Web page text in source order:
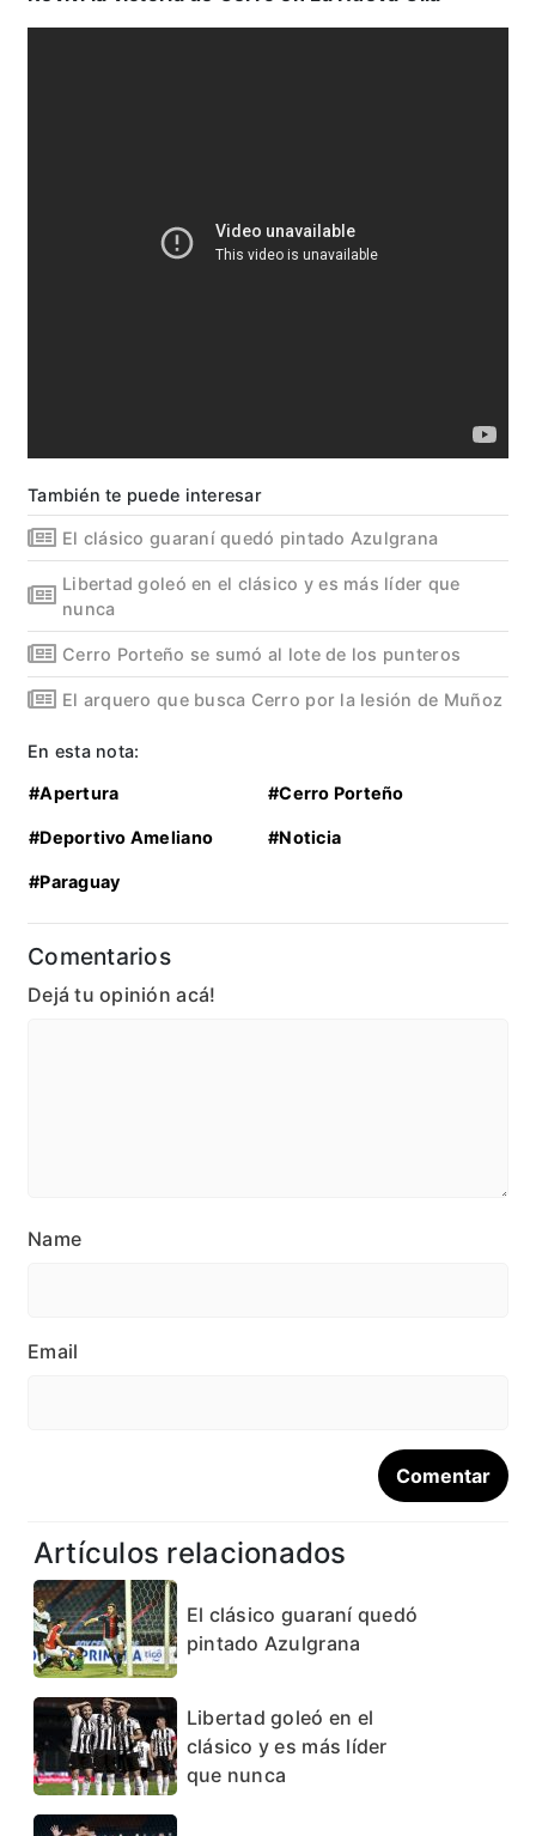
También te puede interesar
El clásico guaraní quedó pintado Azulgrana
Libertad goleó en el clásico y es más líder que
nunca
Cerro Porteño se sumó al lote de los punteros
El arquero que busca Cerro por la lesión de Muñoz
En esta nota:
#Apertura #Cerro Porteño
#Deportivo Ameliano #Noticia
#Paraguay
Comentarios
Dejá tu opinión acá!
Name
Email
Artículos relacionados
El clásico guaraní quedó
pintado Azulgrana
Libertad goleó en el
clásico y es más líder
que nunca